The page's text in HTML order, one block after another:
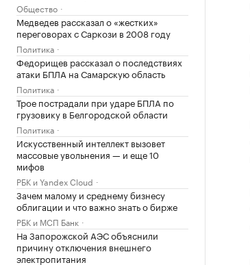
Общество
Медведев рассказал о «жестких»
переговорах с Саркози в 2008 году
Политика
Федорищев рассказал о последствиях
атаки БПЛА на Самарскую область
Политика
Трое пострадали при ударе БПЛА по
грузовику в Белгородской области
Политика
Искусственный интеллект вызовет
массовые увольнения — и еще 10
мифов
РБК и Yandex Cloud
Зачем малому и среднему бизнесу
облигации и что важно знать о бирже
РБК и МСП Банк
На Запорожской АЭС объяснили
причину отключения внешнего
электропитания